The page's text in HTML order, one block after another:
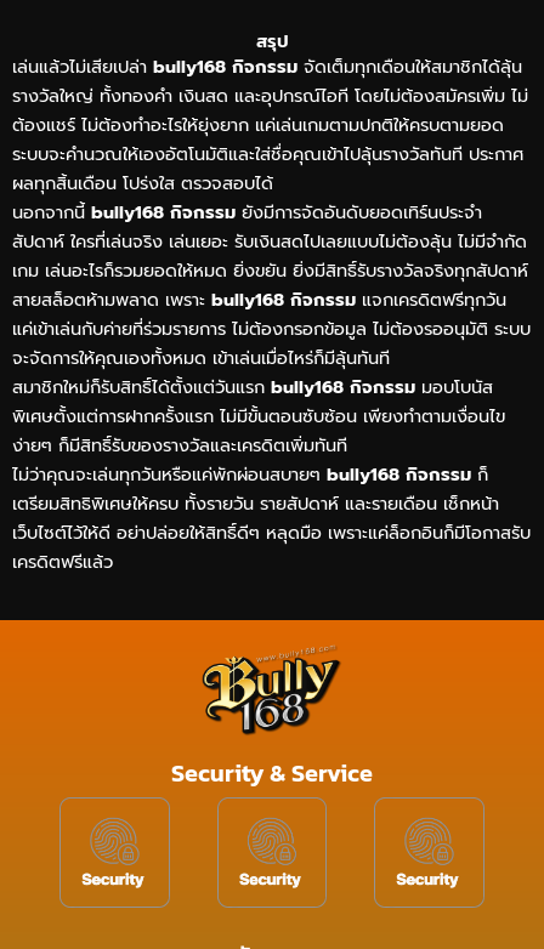
สรุป
เล่นแล้วไม่เสียเปล่า bully168 กิจกรรม จัดเต็มทุกเดือนให้สมาชิกได้ลุ้น
รางวัลใหญ่ ทั้งทองคำ เงินสด และอุปกรณ์ไอที โดยไม่ต้องสมัครเพิ่ม ไม่
ต้องแชร์ ไม่ต้องทำอะไรให้ยุ่งยาก แค่เล่นเกมตามปกติให้ครบตามยอด
ระบบจะคำนวณให้เองอัตโนมัติและใส่ชื่อคุณเข้าไปลุ้นรางวัลทันที ประกาศ
ผลทุกสิ้นเดือน โปร่งใส ตรวจสอบได้
นอกจากนี้ bully168 กิจกรรม ยังมีการจัดอันดับยอดเทิร์นประจำ
สัปดาห์ ใครที่เล่นจริง เล่นเยอะ รับเงินสดไปเลยแบบไม่ต้องลุ้น ไม่มีจำกัด
เกม เล่นอะไรก็รวมยอดให้หมด ยิ่งขยัน ยิ่งมีสิทธิ์รับรางวัลจริงทุกสัปดาห์
สายสล็อตห้ามพลาด เพราะ bully168 กิจกรรม แจกเครดิตฟรีทุกวัน
แค่เข้าเล่นกับค่ายที่ร่วมรายการ ไม่ต้องกรอกข้อมูล ไม่ต้องรออนุมัติ ระบบ
จะจัดการให้คุณเองทั้งหมด เข้าเล่นเมื่อไหร่ก็มีลุ้นทันที
สมาชิกใหม่ก็รับสิทธิ์ได้ตั้งแต่วันแรก bully168 กิจกรรม มอบโบนัส
พิเศษตั้งแต่การฝากครั้งแรก ไม่มีขั้นตอนซับซ้อน เพียงทำตามเงื่อนไข
ง่ายๆ ก็มีสิทธิ์รับของรางวัลและเครดิตเพิ่มทันที
ไม่ว่าคุณจะเล่นทุกวันหรือแค่พักผ่อนสบายๆ bully168 กิจกรรม ก็
เตรียมสิทธิพิเศษให้ครบ ทั้งรายวัน รายสัปดาห์ และรายเดือน เช็กหน้า
เว็บไซต์ไว้ให้ดี อย่าปล่อยให้สิทธิ์ดีๆ หลุดมือ เพราะแค่ล็อกอินก็มีโอกาสรับ
เครดิตฟรีแล้ว
Security & Service